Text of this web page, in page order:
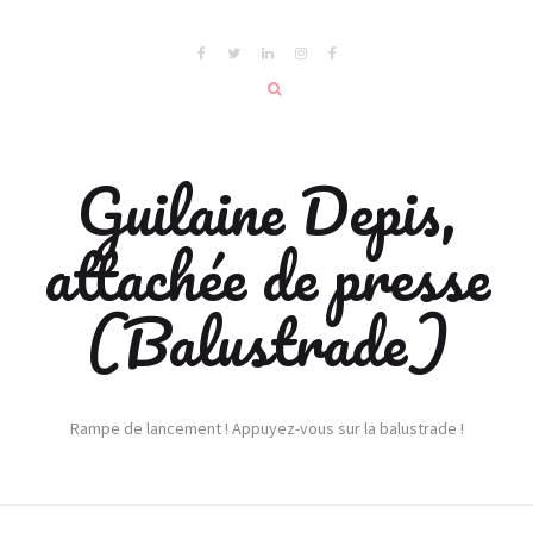
Guilaine Depis,
attachée de presse
(Balustrade)
Rampe de lancement ! Appuyez-vous sur la balustrade !